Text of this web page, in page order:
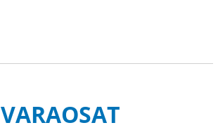
VARAOSAT